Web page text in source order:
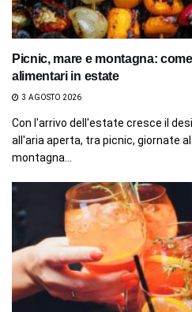
Picnic, mare e montagna:
alimentari in estate
3 AGOSTO 2026
Con l'arrivo dell'estate cresce il
all'aria aperta, tra picnic, giornate
montagna...